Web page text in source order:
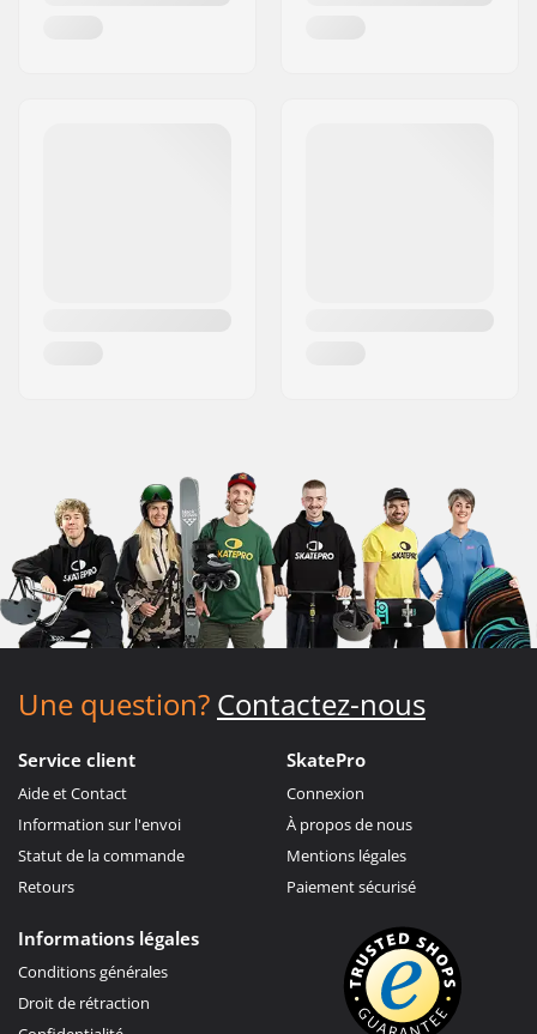
Une question? Contactez-nous
Service client
Aide et Contact
Information sur l'envoi
Statut de la commande
Retours
SkatePro
Connexion
À propos de nous
Mentions légales
Paiement sécurisé
Informations légales
Conditions générales
Droit de rétraction